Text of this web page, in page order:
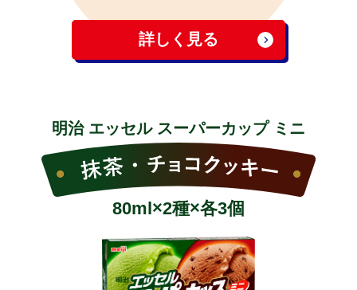
詳しく見る
明治 エッセル スーパーカップ ミニ
80ml×2種×各3個